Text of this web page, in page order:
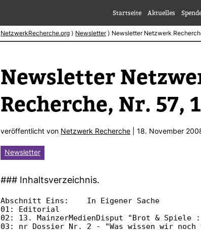
Startseite Aktuelles
NetzwerkRecherche.org ⟩ Newsletter⟩ Newsletter Netzwerk
News­letter
Recherche, Nr. 57,
ver­öf­fent­licht von Netz­werk Recherche | 18. November
Newsletter
### Inhalts­ver­zeichnis.
Abschnitt Eins:    In Eigener Sache
01: Editorial
02: 13. MainzerMedienDisput "Brot & Spiele
03: nr Dossier Nr. 2 - "Was wissen wir noch